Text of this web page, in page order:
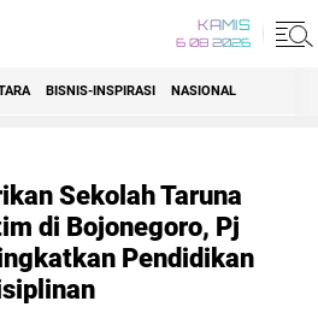
KAMIS
6 08 2026
BISNIS-INSPIRASI NASIONAL
Sekolah Taruna
di Bojonegoro, Pj
Pendidikan